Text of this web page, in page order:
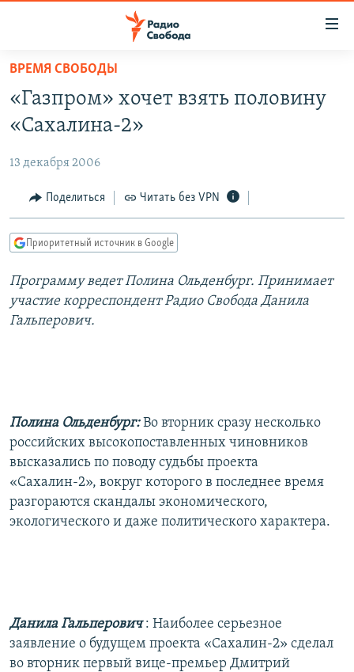
упрощенного
доступа
Вернуться
основному
Вернутся
главной
навигации
Вернутся
поиску
ПОДКАСТЫ
ЦИТАТЫ СВОБОДЫ
МНЕНИЯ
IDEL.РЕАЛИИ
КАВКАЗ.РЕАЛИИ
СЕВЕР.РЕАЛИИ
СОЦИАЛЬНЫЕ СЕТИ
ВРЕМЯ СВОБОДЫ
«Газпром» хочет взять половину
«Сахалина-2»
13 декабря 2006
Поделиться Читать без VPN
Приоритетный источник в Google
Программу ведет Полина Ольденбург. Принимает
участие корреспондент Радио Свобода Данила
Гальперович.
Полина Ольденбург:Во вторник сразу несколько
российских высокопоставленных чиновников
высказались по поводу судьбы проекта
«Сахалин-2», вокруг которого в последнее время
разгораются скандалы экономического,
экологического и даже политического характера.
Данила Гальперович: Наиболее серьезное
заявление о будущем проекта «Сахалин-2» сделал
во вторник первый вице-премьер Дмитрий